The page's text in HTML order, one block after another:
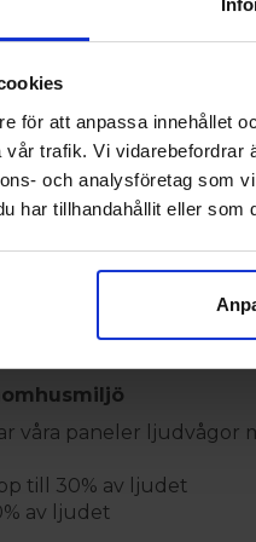
för att anpassa innehållet
trafik. Vi vidarebefordrar
och analysföretag som
har tillhandahållit eller
lim på vägg eller tak
dämpa ljud och lyfta
utvalt äkta
detaljer –
färgen jämn och fin
olika leveranser
den robusta MDF-
våra paneler
till 30% av ljudet
av ljudet